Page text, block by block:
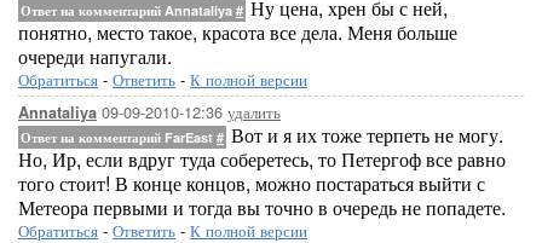
Ответ на комментарий Annataliya # Ну цена, хрен бы с ней,
понятно, место такое, красота все дела. Меня больше
очереди напугали.
Обратиться - Ответить - К полной версии
Annataliya 09-09-2010-12:36 удалить
Ответ на комментарий FarEast # Вот и я их тоже терпеть не могу.
Но, Ир, если вдруг туда соберетесь, то Петергоф все равно
того стоит! В конце концов, можно постараться выйти с
Метеора первыми и тогда вы точно в очередь не попадете.
Обратиться - Ответить - К полной версии